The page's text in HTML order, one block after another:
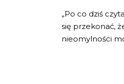
„Po co dziś
się przekonać,
nieomylności